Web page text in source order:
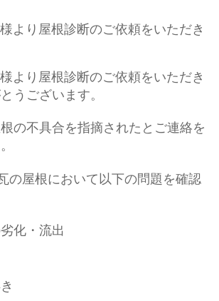
より屋根診断のご依頼をいただき
より屋根診断のご依頼をいただき
うございます。
の不具合を指摘されたとご連絡を
の屋根において以下の問題を確認
化・流出